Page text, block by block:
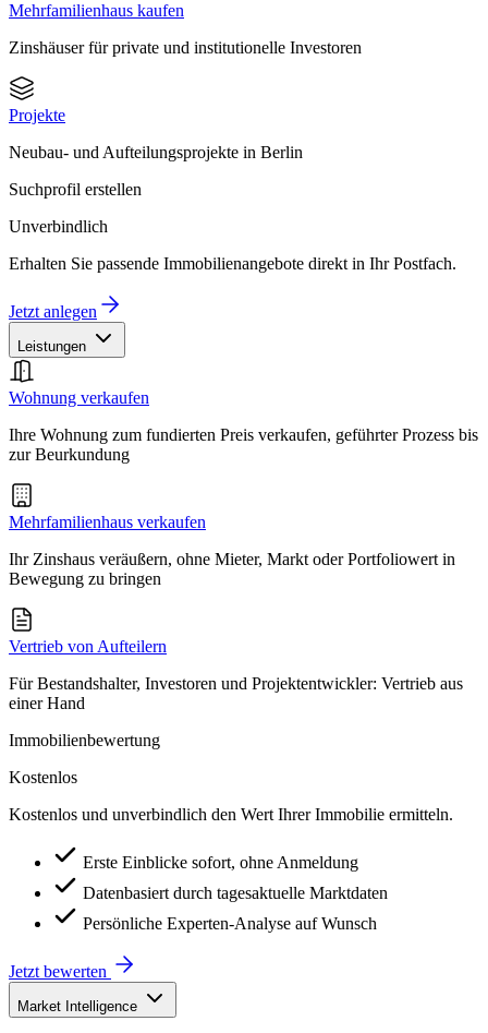
Mehrfamilienhaus kaufen
Zinshäuser für private und institutionelle Investoren
Projekte
Neubau- und Aufteilungsprojekte in Berlin
Suchprofil erstellen
Unverbindlich
Erhalten Sie passende Immobilienangebote direkt in Ihr Postfach.
Jetzt anlegen
Leistungen
Wohnung verkaufen
Ihre Wohnung zum fundierten Preis verkaufen, geführter Prozess bis
zur Beurkundung
Mehrfamilienhaus verkaufen
Ihr Zinshaus veräußern, ohne Mieter, Markt oder Portfoliowert in
Bewegung zu bringen
Vertrieb von Aufteilern
Für Bestandshalter, Investoren und Projektentwickler: Vertrieb aus
einer Hand
Immobilienbewertung
Kostenlos
Kostenlos und unverbindlich den Wert Ihrer Immobilie ermitteln.
Erste Einblicke sofort, ohne Anmeldung
Datenbasiert durch tagesaktuelle Marktdaten
Persönliche Experten-Analyse auf Wunsch
Jetzt bewerten
Market Intelligence